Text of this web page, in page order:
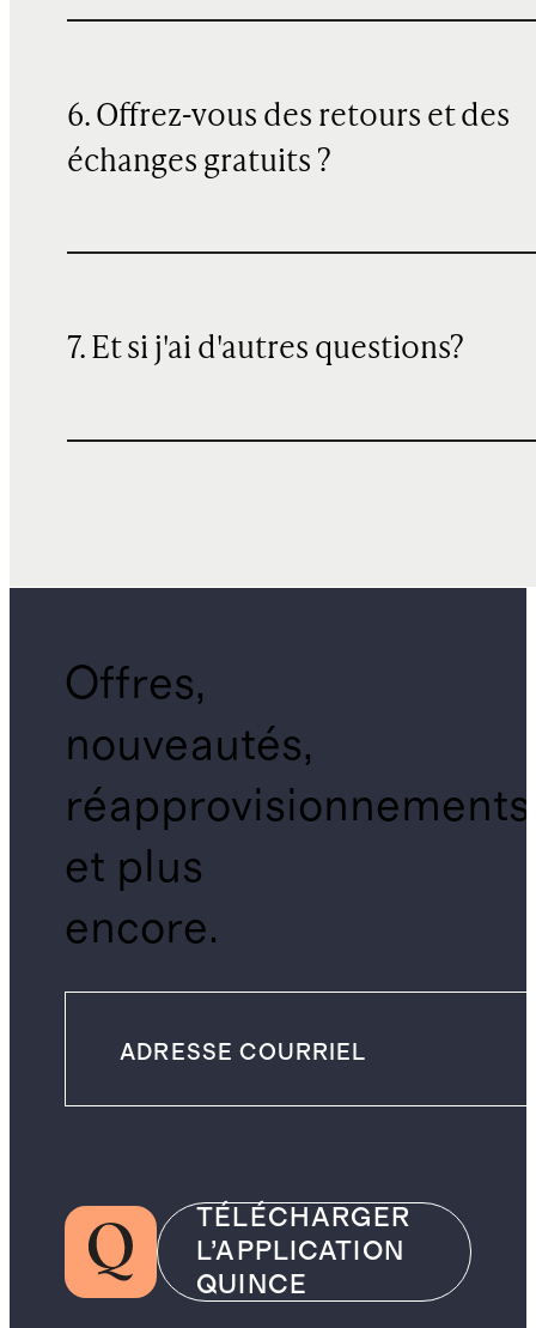
6. Offrez-vous des retours et des
échanges gratuits ?
7. Et si j'ai d'autres questions?
Offres,
nouveautés,
réapprovisionnements
et plus
encore.
TÉLÉCHARGER
L’APPLICATION
QUINCE